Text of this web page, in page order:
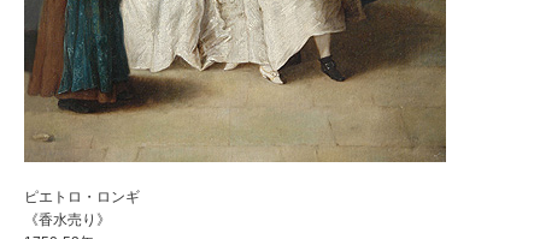
ピエトロ・ロンギ
《香水売り》